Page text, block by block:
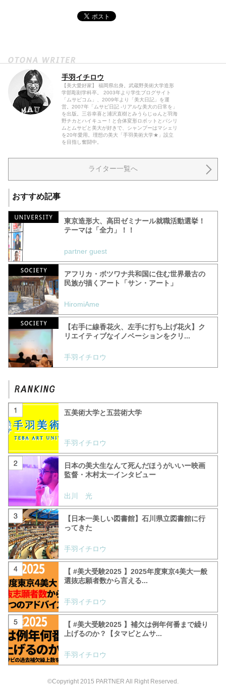
手羽イチロウ
【美大愛好家】 福岡県出身。武蔵野美術大学造形
学部彫刻学科卒。 2003年より学生ブログサイト
「ムサビコム」、2009年より「美大日記」を運
営。2007年「ムサビ日記 -リアルな美大の日常を」
を出版。三谷幸喜と浦沢直樹とみうらじゅんと羽海
野チカとハイキュー！と合体変形ロボットとパシリ
ムとムサビと美大が好きで、シャンプーはマシェリ
を20年愛用。理想の美大「手羽美術大学★」設立
を目指し奮闘中。
ライター一覧へ
おすすめ記事
東京造形大、高田ゼミナール就職活動選挙！
テーマは「全力」！！
partner guest
アフリカ・ボツワナ共和国に住む世界最古の
民族が描くアート「サン・アート」
HiromiAme
【右手に線香花火、左手に打ち上げ花火】ク
リエイティブなイノベーションをクリ...
手羽イチロウ
五美術大学と五芸術大学
手羽イチロウ
日本の美大生なんて死んだほうがいいー映画
監督・木村太一インタビュー
出川 光
【日本一美しい図書館】石川県立図書館に行
ってきた
手羽イチロウ
【 #美大受験2025 】2025年度東京4美大一般
選抜志願者数から言える...
手羽イチロウ
【 #美大受験2025 】補欠は例年何番まで繰り
上げるのか？【タマビとムサ...
手羽イチロウ
©Copyright 2015 PARTNER All Right Reserved.